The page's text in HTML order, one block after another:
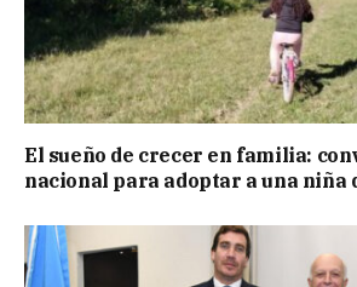
El sueño de crecer en familia:
nacional para adoptar a una niña